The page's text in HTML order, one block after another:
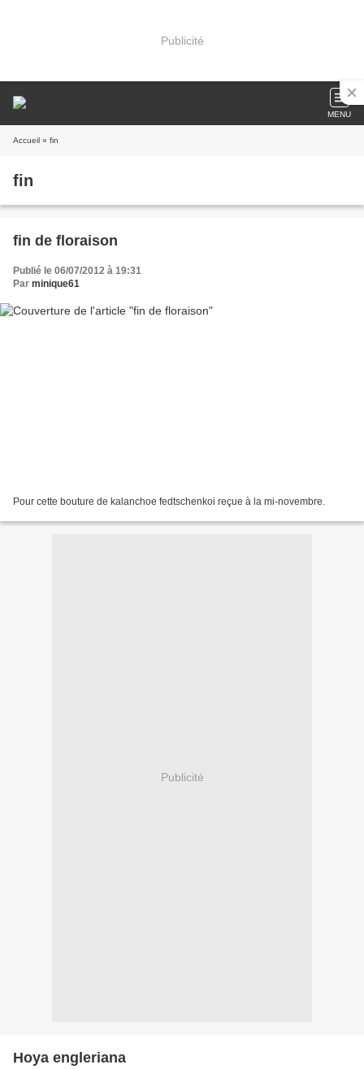
Publicité
MENU
Accueil » fin
fin
fin de floraison
Publié le 06/07/2012 à 19:31
Par minique61
Pour cette bouture de kalanchoe fedtschenkoi reçue à la mi-novembre.
Publicité
Hoya engleriana